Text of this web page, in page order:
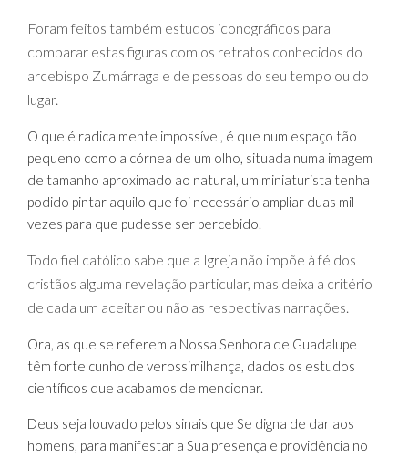
Foram feitos também estudos iconográficos para
comparar estas figuras com os retratos conhecidos do
arcebispo Zumárraga e de pessoas do seu tempo ou do
lugar.
O que é radicalmente impossível, é que num espaço tão
pequeno como a córnea de um olho, situada numa imagem
de tamanho aproximado ao natural, um miniaturista tenha
podido pintar aquilo que foi necessário ampliar duas mil
vezes para que pudesse ser percebido.
Todo fiel católico sabe que a Igreja não impõe à fé dos
cristãos alguma revelação particular, mas deixa a critério
de cada um aceitar ou não as respectivas narrações.
Ora, as que se referem a Nossa Senhora de Guadalupe
têm forte cunho de verossimilhança, dados os estudos
científicos que acabamos de mencionar.
Deus seja louvado pelos sinais que Se digna de dar aos
homens, para manifestar a Sua presença e providência no